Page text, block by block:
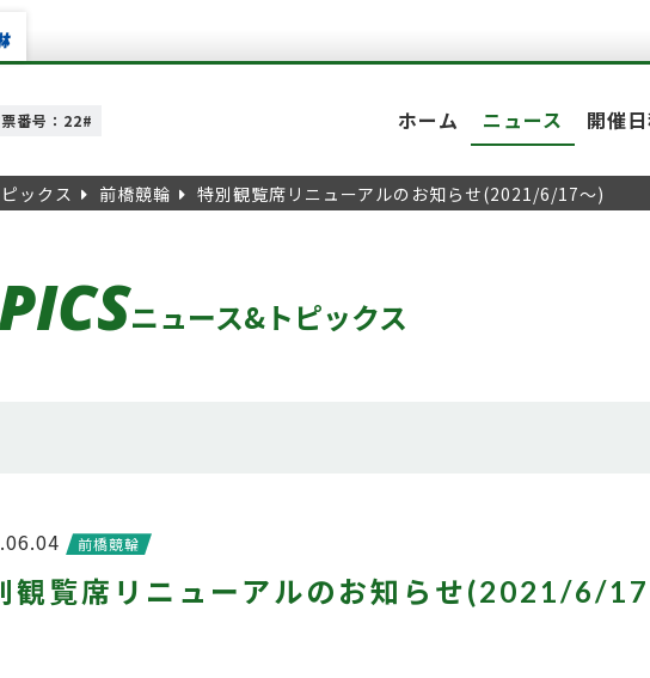
番号：22# ホーム ニュース 開催
ックス 前橋競輪 特別観覧席リニューアルのお知らせ(2021/6/17～)
ニュース&トピックス
前橋競輪
観覧席リニューアルのお知らせ(2021/6/